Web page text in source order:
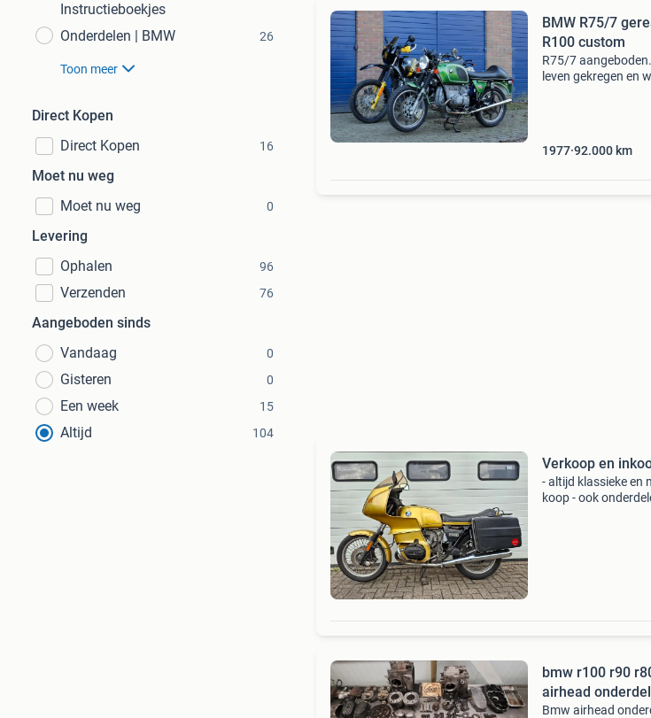
Instructieboekjes
Onderdelen | BMW 26
Toon meer
Direct Kopen
Direct Kopen
16
Moet nu weg
Moet nu weg
0
Levering
Ophalen
96
Verzenden 76
Aangeboden sinds
Vandaag
0
Gisteren 0
Een week 15
Altijd 104
BMW R75/7
R100 custom
R75/7
leven gekregen en
1977 92.000 km
- altijd klassieke en
koop - ook
bmw r100 r90
airhead
Bmw airhead